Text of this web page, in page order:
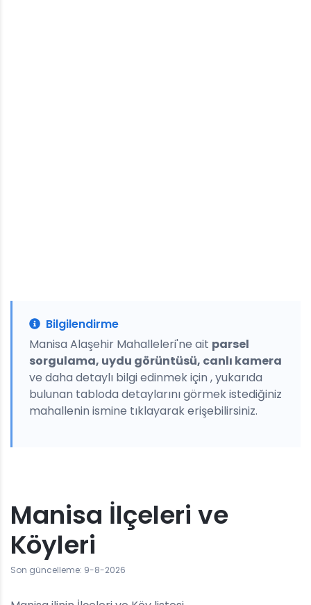
Bilgilendirme
Manisa Alaşehir Mahalleleri'ne ait parsel
sorgulama, uydu görüntüsü, canlı kamera
ve daha detaylı bilgi edinmek için , yukarıda
bulunan tabloda detaylarını görmek istediğiniz
mahallenin ismine tıklayarak erişebilirsiniz.
Manisa İlçeleri ve
Köyleri
Son güncelleme: 9-8-2026